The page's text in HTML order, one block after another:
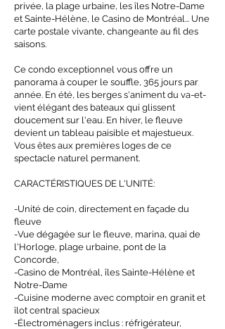
privée, la plage urbaine, les îles Notre-Dame
et Sainte-Hélène, le Casino de Montréal... Une
carte postale vivante, changeante au fil des
saisons.
Ce condo exceptionnel vous offre un
panorama à couper le souffle, 365 jours par
année. En été, les berges s'animent du va-et-
vient élégant des bateaux qui glissent
doucement sur l'eau. En hiver, le fleuve
devient un tableau paisible et majestueux.
Vous êtes aux premières loges de ce
spectacle naturel permanent.
CARACTÉRISTIQUES DE L'UNITÉ:
-Unité de coin, directement en façade du
fleuve
-Vue dégagée sur le fleuve, marina, quai de
l'Horloge, plage urbaine, pont de la
Concorde,
-Casino de Montréal, îles Sainte-Hélène et
Notre-Dame
-Cuisine moderne avec comptoir en granit et
îlot central spacieux
-Électroménagers inclus : réfrigérateur,